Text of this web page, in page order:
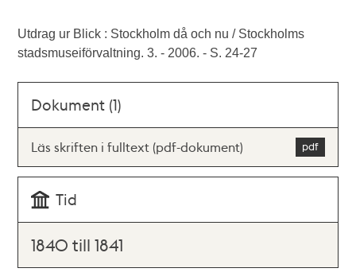
Utdrag ur Blick : Stockholm då och nu / Stockholms
stadsmuseiförvaltning. 3. - 2006. - S. 24-27
Dokument (1)
Läs skriften i fulltext (pdf-dokument)
Tid
1840 till 1841